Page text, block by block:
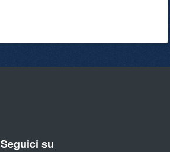
Seguici su